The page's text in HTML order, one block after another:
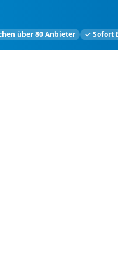
über 80 Anbieter ✓ Sofort